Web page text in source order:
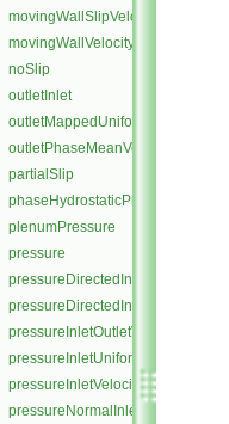
movingWallSlipVelocity
movingWallVelocity
noSlip
outletInlet
outletMappedUniformInlet
outletPhaseMeanVelocity
partialSlip
phaseHydrostaticPressure
plenumPressure
pressure
pressureDirectedInletOutletVelocity
pressureDirectedInletVelocity
pressureInletOutletVelocity
pressureInletUniformVelocity
pressureInletVelocity
pressureNormalInletOutletVelocity